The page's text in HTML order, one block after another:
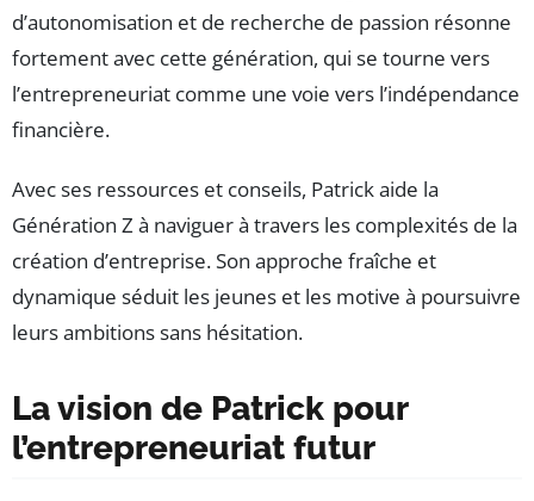
d’autonomisation et de recherche de passion résonne
fortement avec cette génération, qui se tourne vers
l’entrepreneuriat comme une voie vers l’indépendance
financière.
Avec ses ressources et conseils, Patrick aide la
Génération Z à naviguer à travers les complexités de la
création d’entreprise. Son approche fraîche et
dynamique séduit les jeunes et les motive à poursuivre
leurs ambitions sans hésitation.
La vision de Patrick pour
l’entrepreneuriat futur